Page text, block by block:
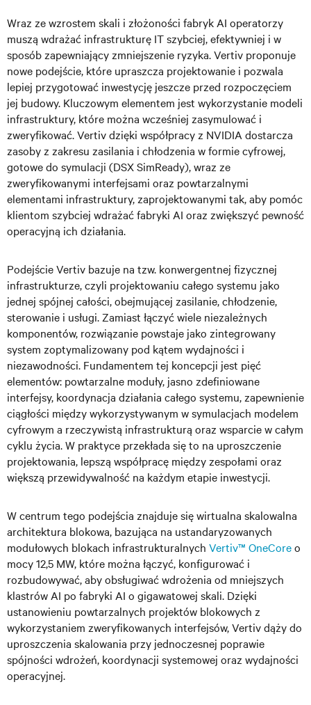
Wraz ze wzrostem skali i złożoności fabryk AI operatorzy
muszą wdrażać infrastrukturę IT szybciej, efektywniej i w
sposób zapewniający zmniejszenie ryzyka. Vertiv proponuje
nowe podejście, które upraszcza projektowanie i pozwala
lepiej przygotować inwestycję jeszcze przed rozpoczęciem
jej budowy. Kluczowym elementem jest wykorzystanie modeli
infrastruktury, które można wcześniej zasymulować i
zweryfikować. Vertiv dzięki współpracy z NVIDIA dostarcza
zasoby z zakresu zasilania i chłodzenia w formie cyfrowej,
gotowe do symulacji (DSX SimReady), wraz ze
zweryfikowanymi interfejsami oraz powtarzalnymi
elementami infrastruktury, zaprojektowanymi tak, aby pomóc
klientom szybciej wdrażać fabryki AI oraz zwiększyć pewność
operacyjną ich działania.
Podejście Vertiv bazuje na tzw. konwergentnej fizycznej
infrastrukturze, czyli projektowaniu całego systemu jako
jednej spójnej całości, obejmującej zasilanie, chłodzenie,
sterowanie i usługi. Zamiast łączyć wiele niezależnych
komponentów, rozwiązanie powstaje jako zintegrowany
system zoptymalizowany pod kątem wydajności i
niezawodności. Fundamentem tej koncepcji jest pięć
elementów: powtarzalne moduły, jasno zdefiniowane
interfejsy, koordynacja działania całego systemu, zapewnienie
ciągłości między wykorzystywanym w symulacjach modelem
cyfrowym a rzeczywistą infrastrukturą oraz wsparcie w całym
cyklu życia. W praktyce przekłada się to na uproszczenie
projektowania, lepszą współpracę między zespołami oraz
większą przewidywalność na każdym etapie inwestycji.
W centrum tego podejścia znajduje się wirtualna skalowalna
architektura blokowa, bazująca na ustandaryzowanych
modułowych blokach infrastrukturalnych Vertiv™ OneCoreo
mocy 12,5 MW, które można łączyć, konfigurować i
rozbudowywać, aby obsługiwać wdrożenia od mniejszych
klastrów AI po fabryki AI o gigawatowej skali. Dzięki
ustanowieniu powtarzalnych projektów blokowych z
wykorzystaniem zweryfikowanych interfejsów, Vertiv dąży do
uproszczenia skalowania przy jednoczesnej poprawie
spójności wdrożeń, koordynacji systemowej oraz wydajności
operacyjnej.